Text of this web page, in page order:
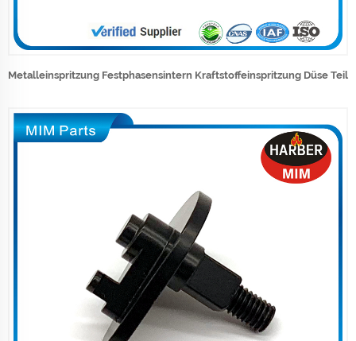
Metalleinspritzung Festphasensintern Kraftstoffeinspritzung Düse Teil